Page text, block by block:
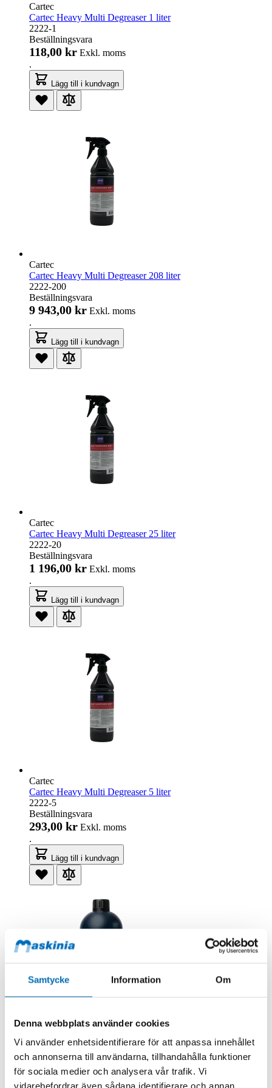
Samtycke Information Om
Denna webbplats använder cookies
Vi använder enhetsidentifierare för att anpassa innehållet
och annonserna till användarna, tillhandahålla funktioner
för sociala medier och analysera vår trafik. Vi
vidarebefordrar även sådana identifierare och annan
Cartec
Cartec Heavy Multi Degreaser 1 liter
2222-1
Beställningsvara
118,00 kr Exkl. moms
.
Lägg till i kundvagn
Cartec
Cartec Heavy Multi Degreaser 208 liter
2222-200
Beställningsvara
9 943,00 kr Exkl. moms
.
Lägg till i kundvagn
Cartec
Cartec Heavy Multi Degreaser 25 liter
2222-20
Beställningsvara
1 196,00 kr Exkl. moms
.
Lägg till i kundvagn
Cartec
Cartec Heavy Multi Degreaser 5 liter
2222-5
Beställningsvara
293,00 kr Exkl. moms
.
Lägg till i kundvagn
Cartec
1901-1
Beställningsvara
171,00 kr Exkl. moms